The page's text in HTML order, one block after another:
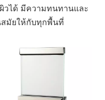
วได้ มีความทนทานและ
มัยให้กับทุกพื้นที่